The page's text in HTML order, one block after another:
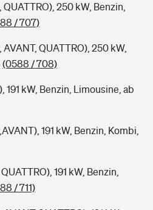
250 kW, Benzin,
/ 707)
QUATTRO), 250 kW,
(0588 / 708)
191 kW, Benzin, Limousine, ab
191 kW, Benzin, Kombi,
191 kW, Benzin,
/ 711)